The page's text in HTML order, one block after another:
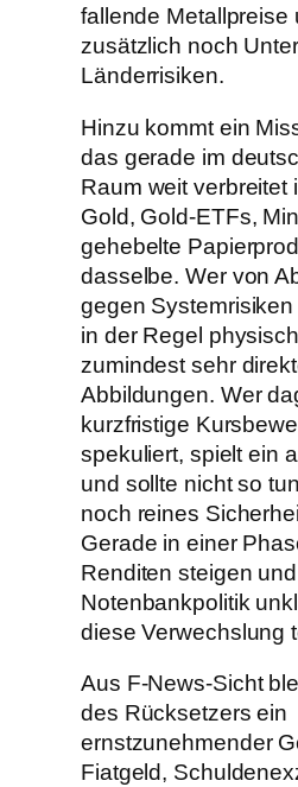
fallende Metallpreise
zusätzlich noch
Länderrisiken.
Hinzu kommt ein
das gerade im
Raum weit verbreitet
Gold, Gold-ETFs,
gehebelte
dasselbe. Wer von
gegen
in der Regel
zumindest sehr
Abbildungen. Wer
kurzfristige
spekuliert, spielt ein
und sollte nicht so
noch reines
Gerade in einer
Renditen steigen
Notenbankpolitik
diese Verwechslung
Aus F-News-Sicht
des Rücksetzers ein
ernstzunehmender
Fiatgeld,